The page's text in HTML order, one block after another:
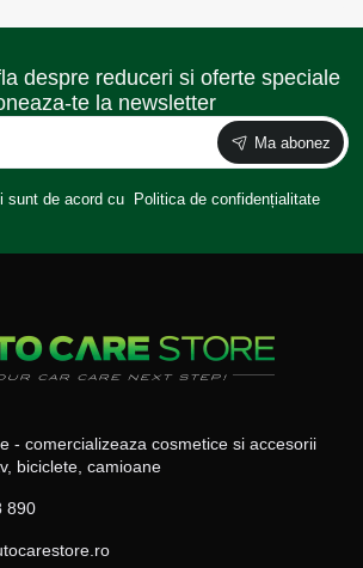
despre reduceri si oferte speciale
te la newsletter
Ma abonez
sunt de acord cu Politica de confidențialitate
- comercializeaza cosmetice si accesorii
biciclete, camioane
890